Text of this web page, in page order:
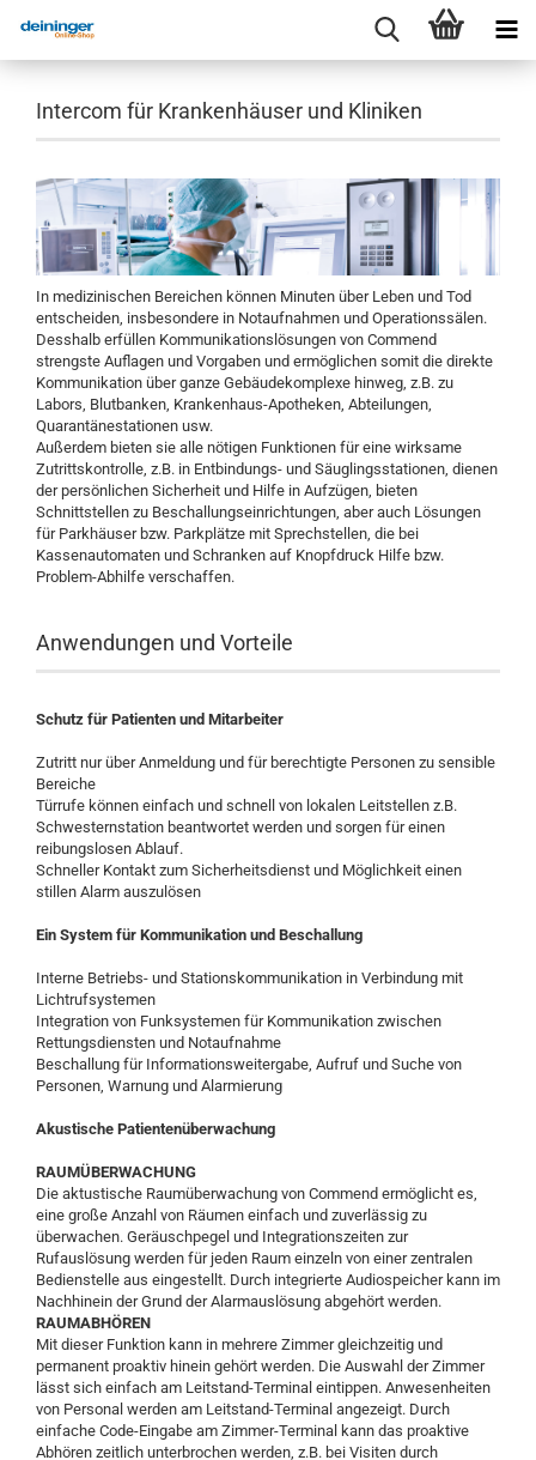
Intercom für Krankenhäuser und Kliniken
In medizinischen Bereichen können Minuten über Leben und Tod
entscheiden, insbesondere in Notaufnahmen und Operationssälen.
Desshalb erfüllen Kommunikationslösungen von Commend
strengste Auflagen und Vorgaben und ermöglichen somit die direkte
Kommunikation über ganze Gebäudekomplexe hinweg, z.B. zu
Labors, Blutbanken, Krankenhaus-Apotheken, Abteilungen,
Quarantänestationen usw.
Außerdem bieten sie alle nötigen Funktionen für eine wirksame
Zutrittskontrolle, z.B. in Entbindungs- und Säuglingsstationen, dienen
der persönlichen Sicherheit und Hilfe in Aufzügen, bieten
Schnittstellen zu Beschallungseinrichtungen, aber auch Lösungen
für Parkhäuser bzw. Parkplätze mit Sprechstellen, die bei
Kassenautomaten und Schranken auf Knopfdruck Hilfe bzw.
Problem-Abhilfe verschaffen.
Anwendungen und Vorteile
Schutz für Patienten und Mitarbeiter
Zutritt nur über Anmeldung und für berechtigte Personen zu sensible
Bereiche
Türrufe können einfach und schnell von lokalen Leitstellen z.B.
Schwesternstation beantwortet werden und sorgen für einen
reibungslosen Ablauf.
Schneller Kontakt zum Sicherheitsdienst und Möglichkeit einen
stillen Alarm auszulösen
Ein System für Kommunikation und Beschallung
Interne Betriebs- und Stationskommunikation in Verbindung mit
Lichtrufsystemen
Integration von Funksystemen für Kommunikation zwischen
Rettungsdiensten und Notaufnahme
Beschallung für Informationsweitergabe, Aufruf und Suche von
Personen, Warnung und Alarmierung
Akustische Patientenüberwachung
RAUMÜBERWACHUNG
Die aktustische Raumüberwachung von Commend ermöglicht es,
eine große Anzahl von Räumen einfach und zuverlässig zu
überwachen. Geräuschpegel und Integrationszeiten zur
Rufauslösung werden für jeden Raum einzeln von einer zentralen
Bedienstelle aus eingestellt. Durch integrierte Audiospeicher kann im
Nachhinein der Grund der Alarmauslösung abgehört werden.
RAUMABHÖREN
Mit dieser Funktion kann in mehrere Zimmer gleichzeitig und
permanent proaktiv hinein gehört werden. Die Auswahl der Zimmer
lässt sich einfach am Leitstand-Terminal eintippen. Anwesenheiten
von Personal werden am Leitstand-Terminal angezeigt. Durch
einfache Code-Eingabe am Zimmer-Terminal kann das proaktive
Abhören zeitlich unterbrochen werden, z.B. bei Visiten durch